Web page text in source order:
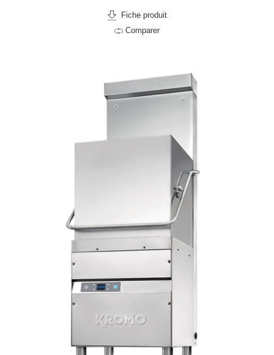
Fiche produit
Comparer